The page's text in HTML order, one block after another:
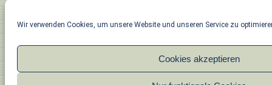
Wir verwenden Cookies, um unsere Website und unseren Service zu
Cookies akzeptieren